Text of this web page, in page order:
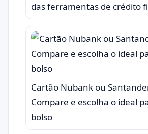
das ferramentas de crédito
Cartão Nubank ou
Compare e escolha o ideal
bolso